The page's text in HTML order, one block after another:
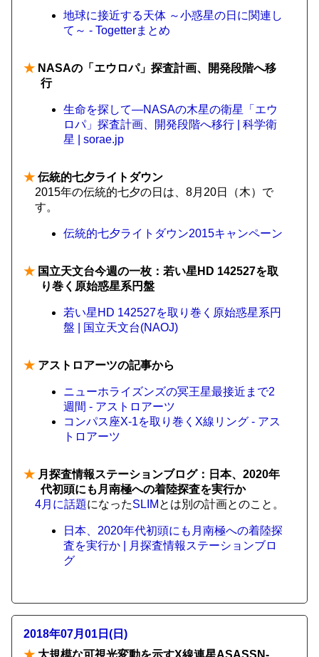
地球に接近する天体 ～小惑星の日に関連し
て～ - Togetterまとめ
★ NASAの「エウロパ」探査計画、開発段階へ移
行
生命を探して—NASAの木星の衛星「エウ
ロパ」探査計画、開発段階へ移行 | 科学衛
星 | sorae.jp
★ 伝統的七夕ライトダウン
2015年の伝統的七夕の日は、8月20日（木）で
す。
伝統的七夕ライトダウン2015キャンペーン
★ 国立天文台今週の一枚：若い星HD 142527を取
り巻く原始惑星系円盤
若い星HD 142527を取り巻く原始惑星系円
盤 | 国立天文台(NAOJ)
★ アストロアーツの記事から
ニューホライズンズの冥王星最接近まで2
週間 - アストロアーツ
コンパス座X-1を取り巻くX線リング - アス
トロアーツ
★ 月探査情報ステーションブログ：日本、2020年
代初頭にも月南極への着陸探査を実行か
4月に話題になったSLIM とは別の計画とのこと。
日本、2020年代初頭にも月南極への着陸探
査を実行か | 月探査情報ステーションブロ
グ
2018年07月01日(日)
★ 大規模な可視光変動を示すX線連星ASASSN-